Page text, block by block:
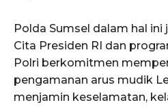
Polda Sumsel dalam hal
Cita Presiden RI dan
Polri berkomitmen
pengamanan arus mudik
menjamin keselamatan,